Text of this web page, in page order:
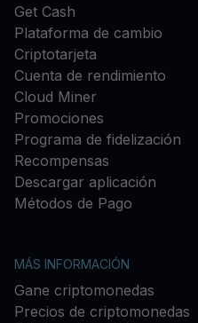
Get Cash
Plataforma de cambio
Criptotarjeta
Cuenta de rendimiento
Cloud Miner
Promociones
Programa de fidelización
Recompensas
Descargar aplicación
Métodos de Pago
MÁS INFORMACIÓN
Gane criptomonedas
Precios de criptomonedas